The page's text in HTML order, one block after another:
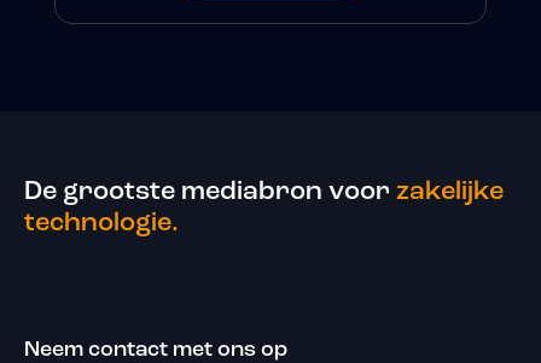
De grootste mediabron voor zakelijke
technologie.
Neem contact met ons op